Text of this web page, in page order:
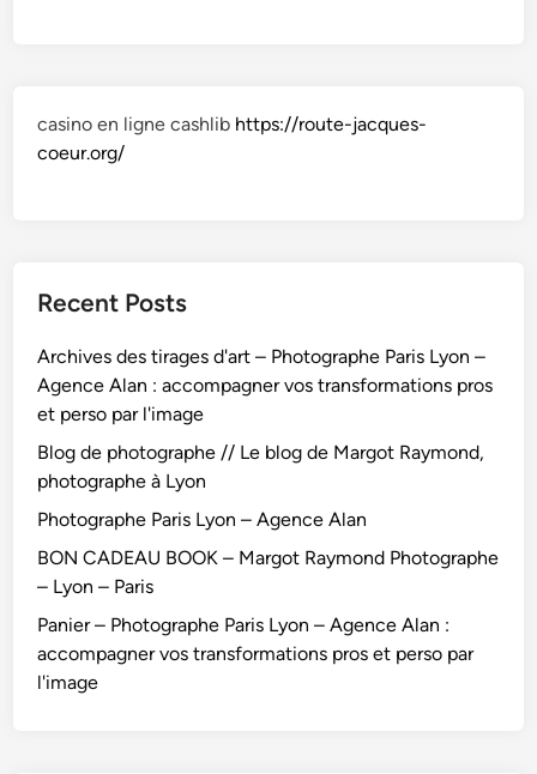
casino en ligne cashlib https://route-jacques-
coeur.org/
Recent Posts
Archives des tirages d'art – Photographe Paris Lyon –
Agence Alan : accompagner vos transformations pros
et perso par l'image
Blog de photographe // Le blog de Margot Raymond,
photographe à Lyon
Photographe Paris Lyon – Agence Alan
BON CADEAU BOOK – Margot Raymond Photographe
– Lyon – Paris
Panier – Photographe Paris Lyon – Agence Alan :
accompagner vos transformations pros et perso par
l'image